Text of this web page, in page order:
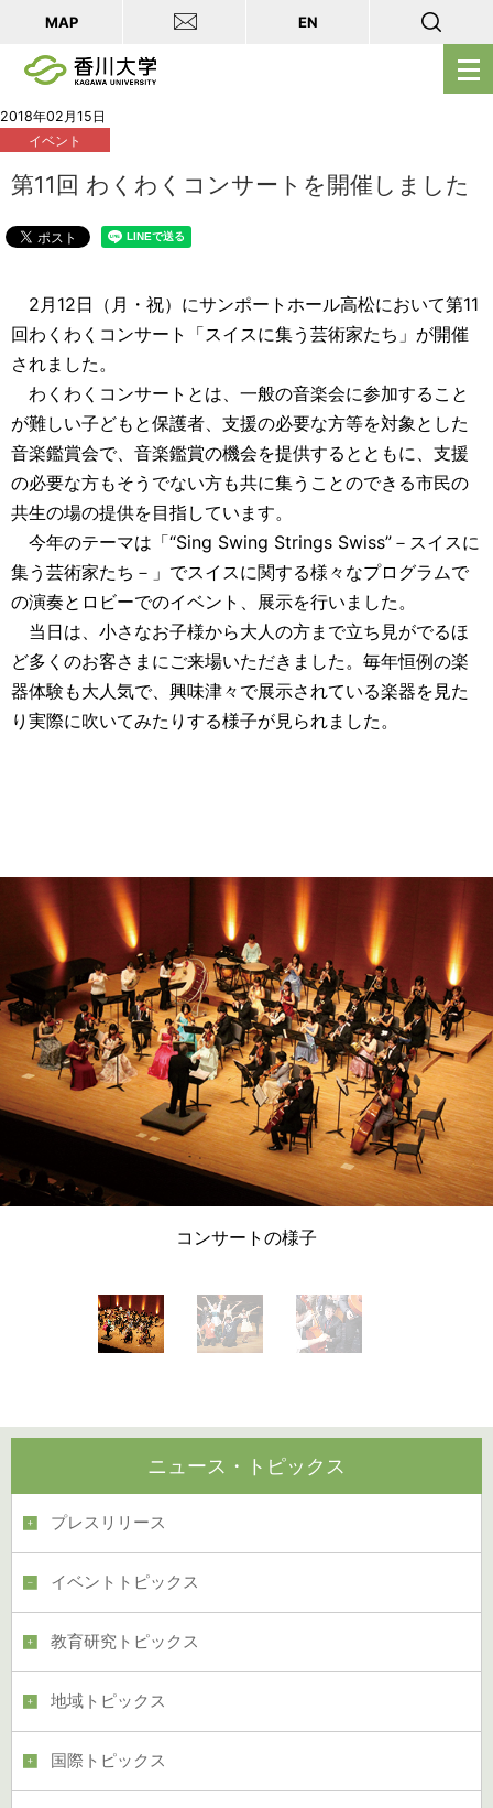
メ
ニ
を
MAP EN
2018年02月15日
イベント
第11回 わくわくコンサートを開催しました
2月12日（月・祝）にサンポートホール高松において第11
回わくわくコンサート「スイスに集う芸術家たち」が開催
されました。
わくわくコンサートとは、一般の音楽会に参加すること
が難しい子どもと保護者、支援の必要な方等を対象とした
音楽鑑賞会で、音楽鑑賞の機会を提供するとともに、支援
の必要な方もそうでない方も共に集うことのできる市民の
共生の場の提供を目指しています。
今年のテーマは「“Sing Swing Strings Swiss”－スイスに
集う芸術家たち－」でスイスに関する様々なプログラムで
の演奏とロビーでのイベント、展示を行いました。
当日は、小さなお子様から大人の方まで立ち見がでるほ
ど多くのお客さまにご来場いただきました。毎年恒例の楽
器体験も大人気で、興味津々で展示されている楽器を見た
り実際に吹いてみたりする様子が見られました。
コンサートの様子
ニュース・トピックス
プレスリリース
イベントトピックス
教育研究トピックス
地域トピックス
国際トピックス